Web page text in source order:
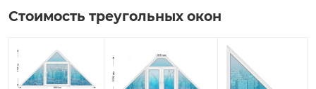
Стоимость треугольных окон